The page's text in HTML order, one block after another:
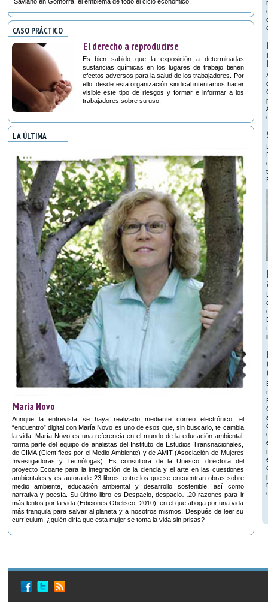
CASO PRÁCTICO
El derecho a reproducirse
Es bien sabido que la exposición a determinadas
sustancias químicas en los lugares de trabajo tienen
efectos adversos para la salud de los trabajadores. Por
ello, desde esta organización sindical intentamos hacer
visible este tipo de riesgos y formar e informar a los
trabajadores sobre su uso.
LA ÚLTIMA
María Novo
Aunque la entrevista se haya realizado mediante correo electrónico, el
“encuentro” digital con María Novo es uno de esos que, sin buscarlo, te cambia
la vida. María Novo es una referencia en el mundo de la educación ambiental,
forma parte del equipo de analistas del Instituto de Estudios Transnacionales,
de CIMA (Científicos por el Medio Ambiente) y de AMIT (Asociación de Mujeres
Investigadoras y Tecnólogas). Es consultora de la Unesco, directora del
proyecto Ecoarte para la integración de la ciencia y el arte en las cuestiones
ambientales y es autora de 23 libros, entre los que se encuentran obras sobre
medio ambiente, educación ambiental y desarrollo sostenible, así como
narrativa y poesía. Su último libro es Despacio, despacio…20 razones para ir
más lentos por la vida (Ediciones Obelisco, 2010), en el que aboga por una vida
más tranquila para salvar al planeta y a nosotros mismos. Después de leer su
currículum, ¿quién diría que esta mujer se toma la vida sin prisas?